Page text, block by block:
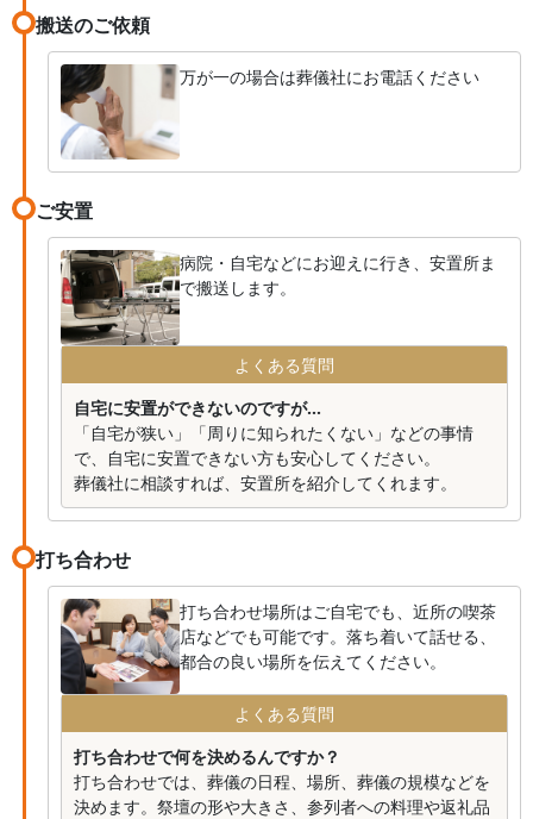
搬送のご依頼
万が一の場合は葬儀社にお電話ください
ご安置
病院・自宅などにお迎えに行き、安置所ま
で搬送します。
よくある質問
自宅に安置ができないのですが...
「自宅が狭い」「周りに知られたくない」などの事情
で、自宅に安置できない方も安心してください。
葬儀社に相談すれば、安置所を紹介してくれます。
打ち合わせ
打ち合わせ場所はご自宅でも、近所の喫茶
店などでも可能です。落ち着いて話せる、
都合の良い場所を伝えてください。
よくある質問
打ち合わせで何を決めるんですか？
打ち合わせでは、葬儀の日程、場所、葬儀の規模などを
決めます。祭壇の形や大きさ、参列者への料理や返礼品